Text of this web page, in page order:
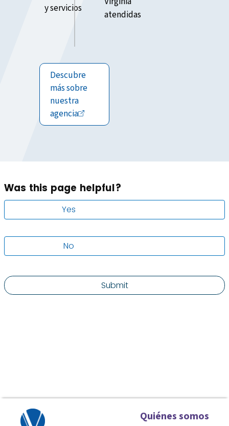
y servicios
atendidas
Descubre
más sobre
nuestra
agencia
Quiénes somos